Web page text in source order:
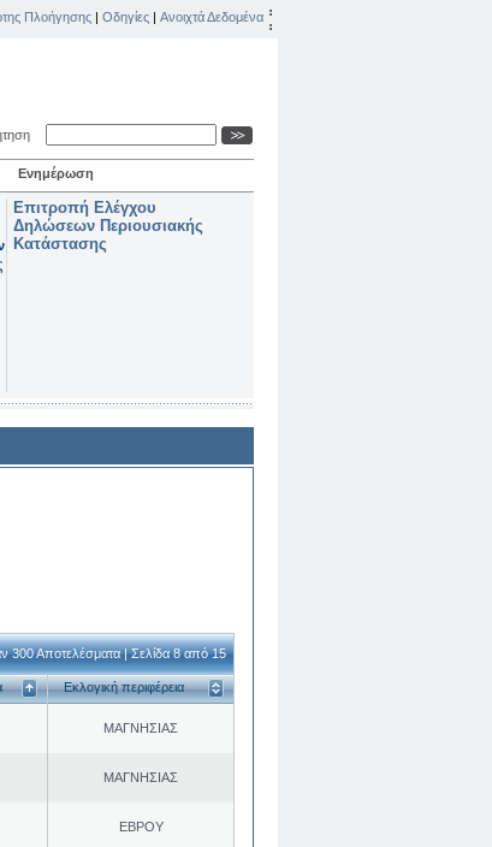
Πλοήγησης | Οδηγίες | Ανοιχτά Δεδομένα
Ενημέρωση
Επιτροπή Ελέγχου
Δηλώσεων Περιουσιακής
Κατάστασης
300 Αποτελέσματα | Σελίδα 8 από 15
Εκλογική περιφέρεια
ΜΑΓΝΗΣΙΑΣ
ΜΑΓΝΗΣΙΑΣ
ΕΒΡΟΥ